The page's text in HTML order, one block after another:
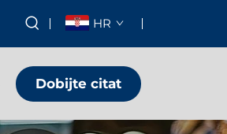
HR
Dobijte citat